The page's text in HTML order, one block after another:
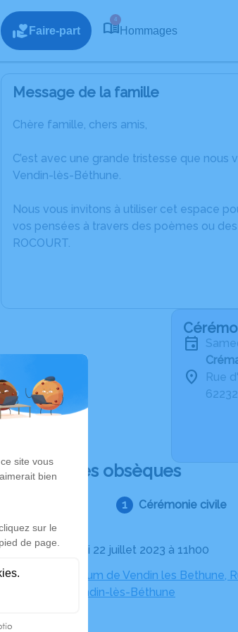
Faire-part
4
Hommages
Message de la famille
Chère famille, chers amis,
C’est avec une grande tristesse que
Vendin-lès-Béthune.
Nous vous invitons à utiliser cet espace
vos pensées à travers des poèmes ou
ROCOURT.
Rue
Déroulé des obsèques
Cérémonie civile
Le samedi 22 juillet 2023 à 11h00
Crématorium de Vendin les Bethune,
62232 Vendin-lès-Béthune